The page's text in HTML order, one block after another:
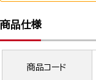
商品仕様
商品コード